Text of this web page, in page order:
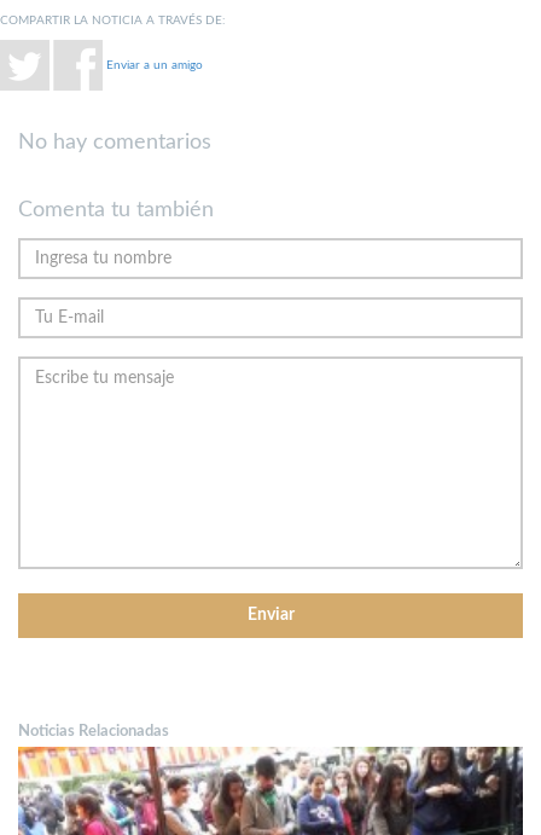
COMPARTIR LA NOTICIA A TRAVÉS DE:
Enviar a un amigo
No hay comentarios
Comenta tu también
Noticias Relacionadas